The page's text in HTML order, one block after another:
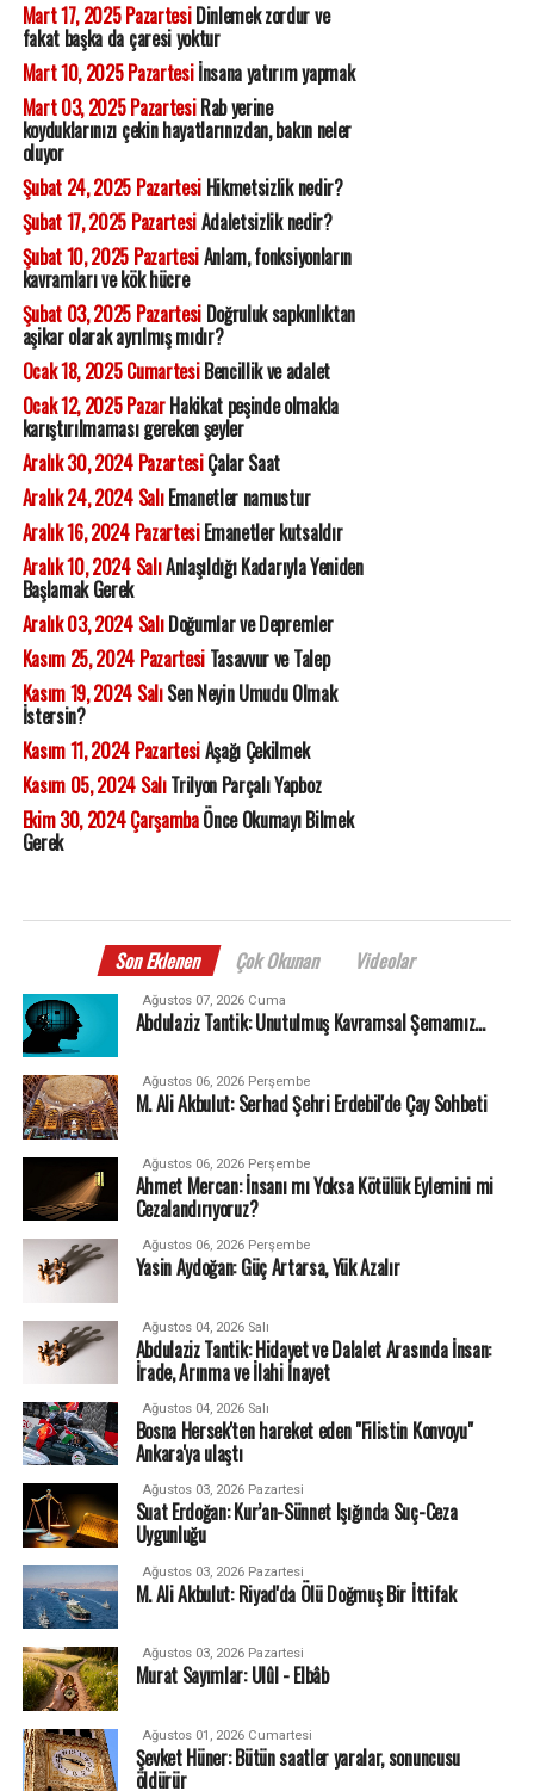
Mart 17, 2025 PazartesiDinlemek zordur ve
fakat başka da çaresi yoktur
Mart 10, 2025 Pazartesiİnsana yatırım yapmak
Mart 03, 2025 PazartesiRab yerine
koyduklarınızı çekin hayatlarınızdan, bakın neler
oluyor
Şubat 24, 2025 PazartesiHikmetsizlik nedir?
Şubat 17, 2025 PazartesiAdaletsizlik nedir?
Şubat 10, 2025 PazartesiAnlam, fonksiyonların
kavramları ve kök hücre
Şubat 03, 2025 PazartesiDoğruluk sapkınlıktan
aşikar olarak ayrılmış mıdır?
Ocak 18, 2025 CumartesiBencillik ve adalet
Ocak 12, 2025 PazarHakikat peşinde olmakla
karıştırılmaması gereken şeyler
Aralık 30, 2024 PazartesiÇalar Saat
Aralık 24, 2024 SalıEmanetler namustur
Aralık 16, 2024 PazartesiEmanetler kutsaldır
Aralık 10, 2024 SalıAnlaşıldığı Kadarıyla Yeniden
Başlamak Gerek
Aralık 03, 2024 SalıDoğumlar ve Depremler
Kasım 25, 2024 PazartesiTasavvur ve Talep
Kasım 19, 2024 SalıSen Neyin Umudu Olmak
İstersin?
Kasım 11, 2024 PazartesiAşağı Çekilmek
Kasım 05, 2024 SalıTrilyon Parçalı Yapboz
Ekim 30, 2024 ÇarşambaÖnce Okumayı Bilmek
Gerek
Son Eklenen Çok Okunan Videolar
Ağustos 07, 2026 Cuma
Abdulaziz Tantik: Unutulmuş Kavramsal Şemamız…
Ağustos 06, 2026 Perşembe
M. Ali Akbulut: Serhad Şehri Erdebil'de Çay Sohbeti
Ağustos 06, 2026 Perşembe
Ahmet Mercan: İnsanı mı Yoksa Kötülük Eylemini mi
Cezalandırıyoruz?
Ağustos 06, 2026 Perşembe
Yasin Aydoğan: Güç Artarsa, Yük Azalır
Ağustos 04, 2026 Salı
Abdulaziz Tantik: Hidayet ve Dalalet Arasında İnsan:
İrade, Arınma ve İlahi İnayet
Ağustos 04, 2026 Salı
Bosna Hersek'ten hareket eden "Filistin Konvoyu"
Ankara'ya ulaştı
Ağustos 03, 2026 Pazartesi
Suat Erdoğan: Kur’an-Sünnet Işığında Suç-Ceza
Uygunluğu
Ağustos 03, 2026 Pazartesi
M. Ali Akbulut: Riyad'da Ölü Doğmuş Bir İttifak
Ağustos 03, 2026 Pazartesi
Murat Sayımlar: Ulûl - Elbâb
Ağustos 01, 2026 Cumartesi
Şevket Hüner: Bütün saatler yaralar, sonuncusu
öldürür